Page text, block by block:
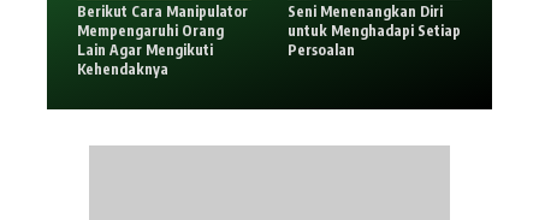
Berikut Cara Manipulator
Mempengaruhi Orang
Lain Agar Mengikuti
Kehendaknya
Seni Menenangkan Diri
untuk Menghadapi Setiap
Persoalan